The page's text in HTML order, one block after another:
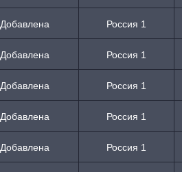
Добавлена Россия 1
Добавлена Россия 1
Добавлена Россия 1
Добавлена Россия 1
Добавлена Россия 1